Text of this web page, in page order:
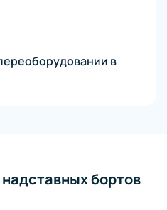
в
бортов